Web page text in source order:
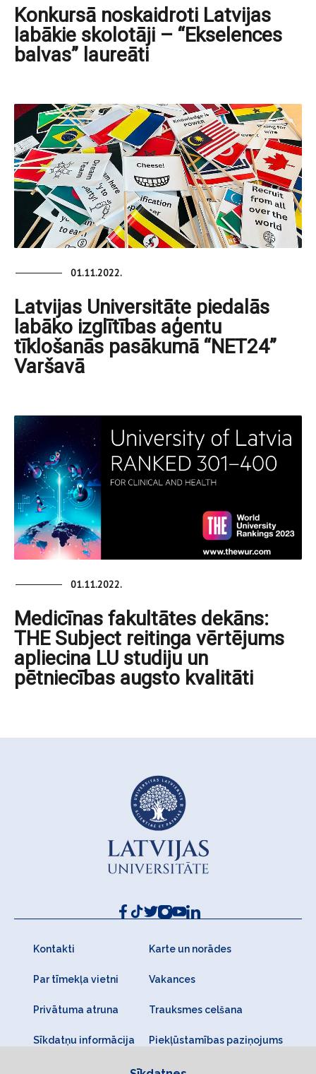
Konkursā noskaidroti Latvijas
labākie skolotāji – “Ekselences
balvas” laureāti
01.11.2022.
Latvijas Universitāte piedalās
labāko izglītības aģentu
tīklošanās pasākumā “NET24”
Varšavā
01.11.2022.
Medicīnas fakultātes dekāns:
THE Subject reitinga vērtējums
apliecina LU studiju un
pētniecības augsto kvalitāti
Kontakti Karte un norādes
Par tīmekļa vietni Vakances
Privātuma atruna Trauksmes celšana
Sīkdatņu informācija Piekļūstamības paziņojums